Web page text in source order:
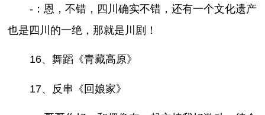
-：恩，不错，四川确实不错，还有一个文化遗产
也是四川的一绝，那就是川剧！
16、舞蹈《青藏高原》
17、反串《回娘家》